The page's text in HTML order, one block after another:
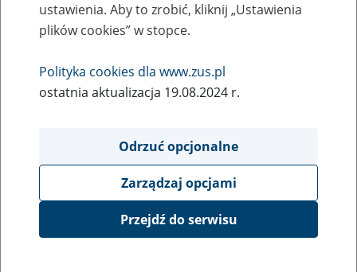
SZUKAJ
Szukana fraza:
Szukana kategoria:
Wyniki:
ustawienia. Aby to zrobić, kliknij „Ustawienia
plików cookies” w stopce.
Polityka cookies dla www.zus.pl
ostatnia aktualizacja 19.08.2024 r.
Odrzuć opcjonalne
Zarządzaj opcjami
Przejdź do serwisu